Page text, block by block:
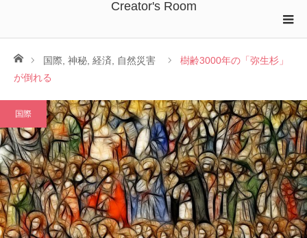
Creator's Room
ホーム国際 神秘 経済 自然災害
樹齢3000年の「弥生杉」
が倒れる
国際